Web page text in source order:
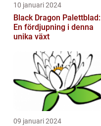
10 januari 2024
Black Dragon Palettblad:
En fördjupning i denna
unika växt
09 januari 2024